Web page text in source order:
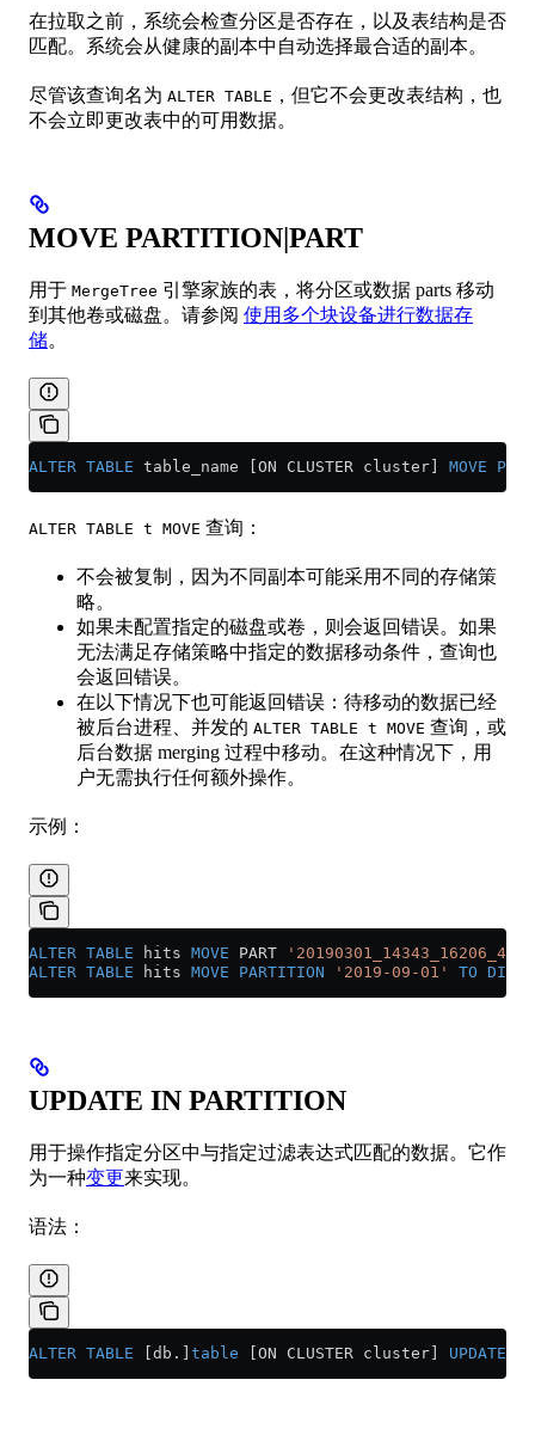
在拉取之前，系统会检查分区是否存在，以及表结构是否
匹配。系统会从健康的副本中自动选择最合适的副本。
尽管该查询名为 ALTER TABLE ，但它不会更改表结构，也
不会立即更改表中的可用数据。
MOVE PARTITION|PART
用于 MergeTree 引擎家族的表，将分区或数据 parts 移动
到其他卷或磁盘。请参阅 使用多个块设备进行数据存
储。
ALTER TABLE table_name [ON CLUSTER cluster] MOVE
ALTER TABLE t MOVE 查询：
不会被复制，因为不同副本可能采用不同的存储策
略。
如果未配置指定的磁盘或卷，则会返回错误。如果
无法满足存储策略中指定的数据移动条件，查询也
会返回错误。
在以下情况下也可能返回错误：待移动的数据已经
被后台进程、并发的 ALTER TABLE t MOVE 查询，或
后台数据 merging 过程中移动。在这种情况下，用
户无需执行任何额外操作。
示例：
ALTER TABLE hits MOVE PART
'20190301_14343_16206_438'
ALTER TABLE hits MOVE PARTITION '2019-09-01' TO DISK
UPDATE IN PARTITION
用于操作指定分区中与指定过滤表达式匹配的数据。它作
为一种变更来实现。
语法：
ALTER TABLE [db.] table [ON CLUSTER cluster] UPDATE